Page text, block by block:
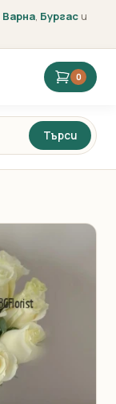
Варна, Бургас и
0
Търси